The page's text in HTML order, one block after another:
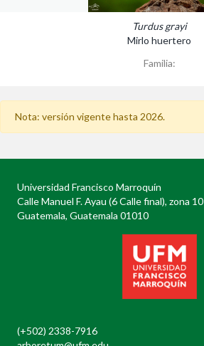
Turdus grayi
Mirlo huertero
Familia:
Nota: versión vigente hasta 2026.
Universidad Francisco Marroquín
Calle Manuel F. Ayau (6 Calle final), zona 10
Guatemala, Guatemala 01010
(+502) 2338-7916